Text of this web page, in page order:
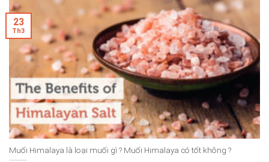
Muối Himalaya là loại muối gì ? Muối Himalaya có tốt không ?
23
Th3